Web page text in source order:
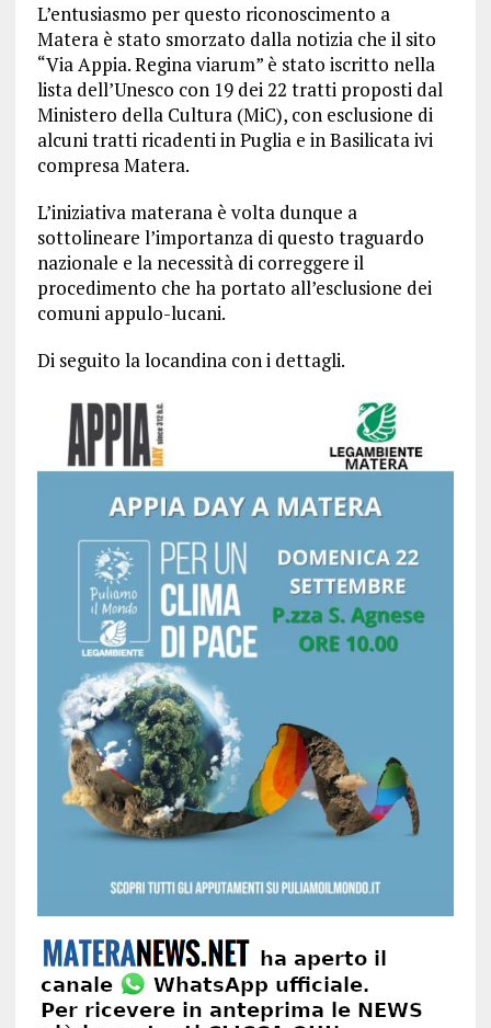
L’entusiasmo per questo riconoscimento a
Matera è stato smorzato dalla notizia che il sito
“Via Appia. Regina viarum” è stato iscritto nella
lista dell’Unesco con 19 dei 22 tratti proposti dal
Ministero della Cultura (MiC), con esclusione di
alcuni tratti ricadenti in Puglia e in Basilicata ivi
compresa Matera.
L’iniziativa materana è volta dunque a
sottolineare l’importanza di questo traguardo
nazionale e la necessità di correggere il
procedimento che ha portato all’esclusione dei
comuni appulo-lucani.
Di seguito la locandina con i dettagli.